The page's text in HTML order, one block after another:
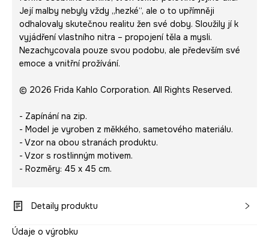
Její malby nebyly vždy „hezké“, ale o to upřímněji
odhalovaly skutečnou realitu žen své doby. Sloužily jí k
vyjádření vlastního nitra – propojení těla a mysli.
Nezachycovala pouze svou podobu, ale především své
emoce a vnitřní prožívání.
© 2026 Frida Kahlo Corporation. All Rights Reserved.
- Zapínání na zip.
- Model je vyroben z měkkého, sametového materiálu.
- Vzor na obou stranách produktu.
- Vzor s rostlinným motivem.
- Rozměry: 45 x 45 cm.
Detaily produktu
Údaje o výrobku